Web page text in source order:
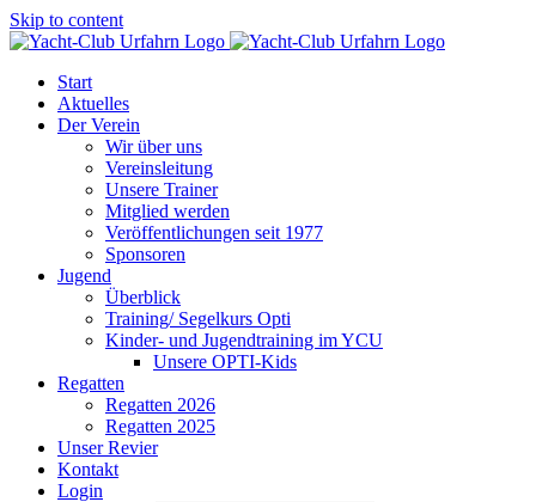
Skip to content
Start
Aktuelles
Der Verein
Wir über uns
Vereinsleitung
Unsere Trainer
Mitglied werden
Veröffentlichungen seit 1977
Sponsoren
Jugend
Überblick
Training/ Segelkurs Opti
Kinder- und Jugendtraining im YCU
Unsere OPTI-Kids
Regatten
Regatten 2026
Regatten 2025
Unser Revier
Kontakt
Login